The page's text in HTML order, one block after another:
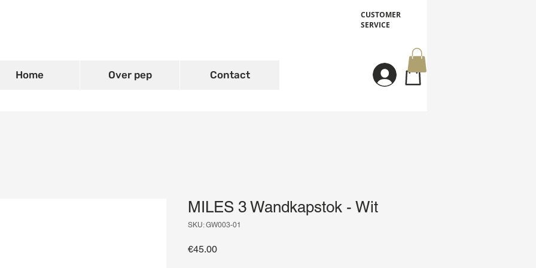
CUSTOMER
SERVICE
Home Over pep Contact Inloggen
MILES 3 Wandkapstok - Wit
SKU: GW003-01
€45.00Price